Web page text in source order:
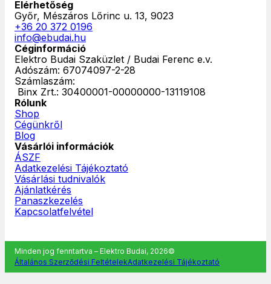
Elérhetőség
Győr, Mészáros Lőrinc u. 13, 9023
+36 20 372 0196
info@ebudai.hu
Céginformáció
Elektro Budai Szaküzlet / Budai Ferenc e.v.
Adószám: 67074097-2-28
Számlaszám:
‎ Binx Zrt.: 30400001-00000000-13119108
Rólunk
Shop
Cégünkről
Blog
Vásárlói információk
ÁSZF
Adatkezelési Tájékoztató
Vásárlási tudnivalók
Ajánlatkérés
Panaszkezelés
Kapcsolatfelvétel
Minden jog fenntartva – Elektro Budai, 2026©
Általános Szerződési FeltételekAdatkezelési Tájékoztató